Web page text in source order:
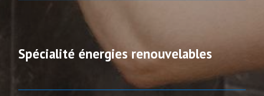
Spécialité énergies renouvelables